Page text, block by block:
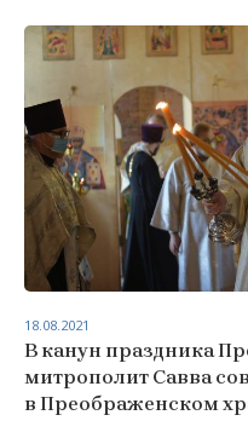
В канун праздника
митрополит Савва
в Преображенском
18.08.2021